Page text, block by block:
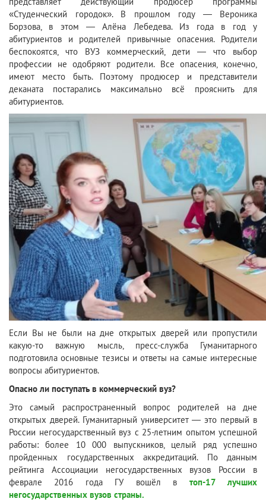
«Студенческий городок». В прошлом году — Вероника
Борзова, в этом — Алёна Лебедева. Из года в год у
абитуриентов и родителей привычные опасения. Родители
беспокоятся, что ВУЗ коммерческий, дети — что выбор
профессии не одобряют родители. Все опасения, конечно,
имеют место быть. Поэтому продюсер и представители
деканата постарались максимально всё прояснить для
абитуриентов.
Если Вы не были на дне открытых дверей или пропустили
какую-то важную мысль, пресс-служба Гуманитарного
подготовила основные тезисы и ответы на самые интересные
вопросы абитуриентов.
Опасно ли поступать в коммерческий вуз?
Это самый распространенный вопрос родителей на дне
открытых дверей. Гуманитарный университет — это первый в
России негосударственный вуз с 25-летним опытом успешной
работы: более 10 000 выпускников, целый ряд успешно
пройденных государственных аккредитаций. По данным
рейтинга Ассоциации негосударственных вузов России в
феврале 2016 года ГУ вошёл в топ-17 лучших
негосударственных вузов страны.